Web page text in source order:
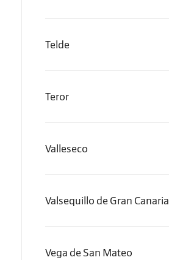
Telde
Teror
Valleseco
Valsequillo de Gran Canaria
Vega de San Mateo